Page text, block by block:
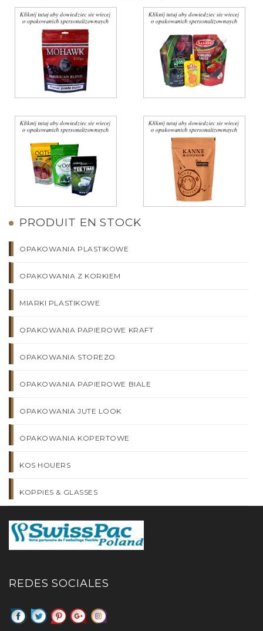
PRODUIT EN STOCK
OPAKOWANIA PLASTIKOWE
OPAKOWANIA Z KORKIEM
MIARKI PLASTIKOWE
OPAKOWANIA PAPIEROWE KRAFT
OPAKOWANIA STOREZO
OPAKOWANIA PAPIEROWE BIALE
OPAKOWANIA JUTE LOOK
OPAKOWANIA KOPERTOWE
KOS HOUERS
KOPPIES & GLASSES
REDES SOCIALES